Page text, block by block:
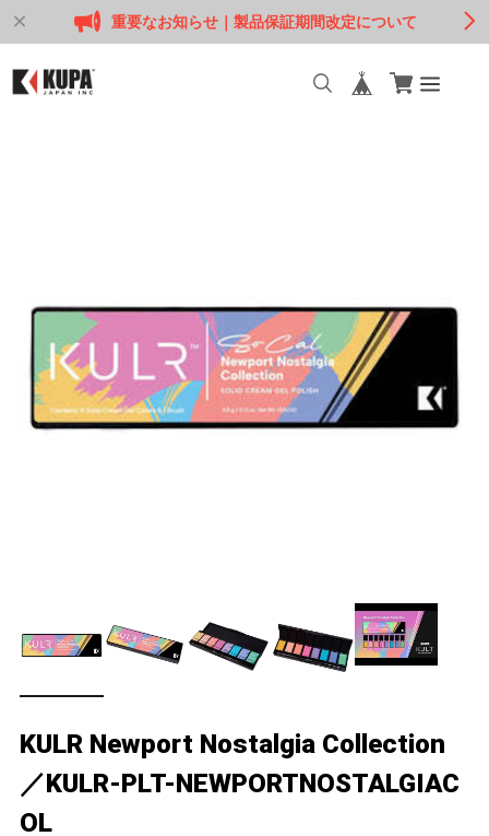
重要なお知らせ｜製品保証期間改定について
KULR Newport Nostalgia Collection
／KULR-PLT-NEWPORTNOSTALGIAC
OL